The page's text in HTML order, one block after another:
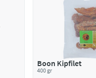
Boon Kipfilet
400 gr